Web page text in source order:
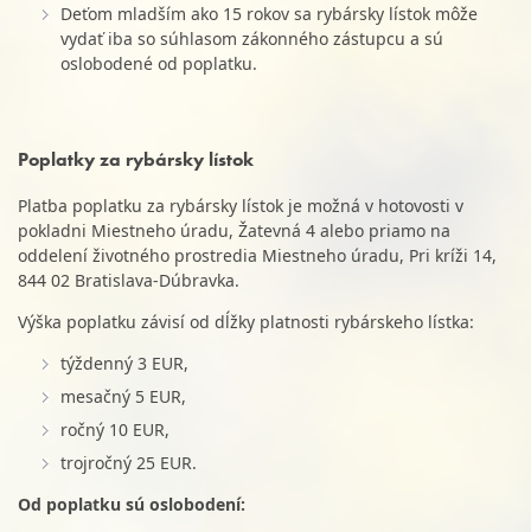
Deťom mladším ako 15 rokov sa rybársky lístok môže
vydať iba so súhlasom zákonného zástupcu a sú
oslobodené od poplatku.
Poplatky za rybársky lístok
Platba poplatku za rybársky lístok je možná v hotovosti v
pokladni Miestneho úradu, Žatevná 4 alebo priamo na
oddelení životného prostredia Miestneho úradu, Pri kríži 14,
844 02 Bratislava-Dúbravka.
Výška poplatku závisí od dĺžky platnosti rybárskeho lístka:
týždenný 3 EUR,
mesačný 5 EUR,
ročný 10 EUR,
trojročný 25 EUR.
Od poplatku sú oslobodení: